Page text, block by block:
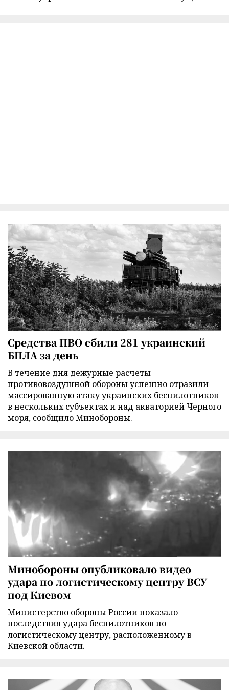
Средства ПВО сбили 281 украинский
БПЛА за день
В течение дня дежурные расчеты
противовоздушной обороны успешно отразили
массированную атаку украинских беспилотников
в нескольких субъектах и над акваторией Черного
моря, сообщило Минобороны.
Минобороны опубликовало видео
удара по логистическому центру ВСУ
под Киевом
Министерство обороны России показало
последствия удара беспилотников по
логистическому центру, расположенному в
Киевской области.